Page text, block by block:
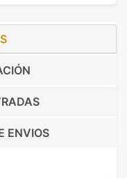
ENVIOS